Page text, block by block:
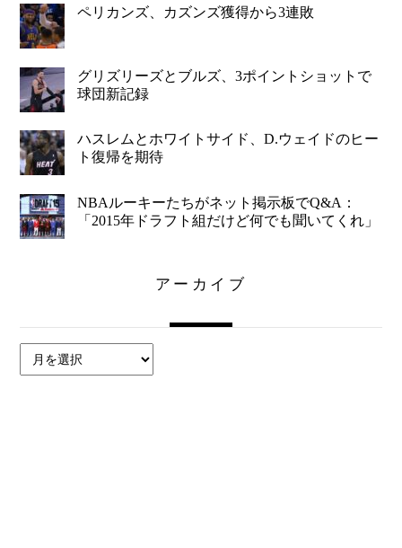
ペリカンズ、カズンズ獲得から3連敗
グリズリーズとブルズ、3ポイントショットで
球団新記録
ハスレムとホワイトサイド、D.ウェイドのヒー
ト復帰を期待
NBAルーキーたちがネット掲示板でQ&A：
「2015年ドラフト組だけど何でも聞いてくれ」
アーカイブ
ー